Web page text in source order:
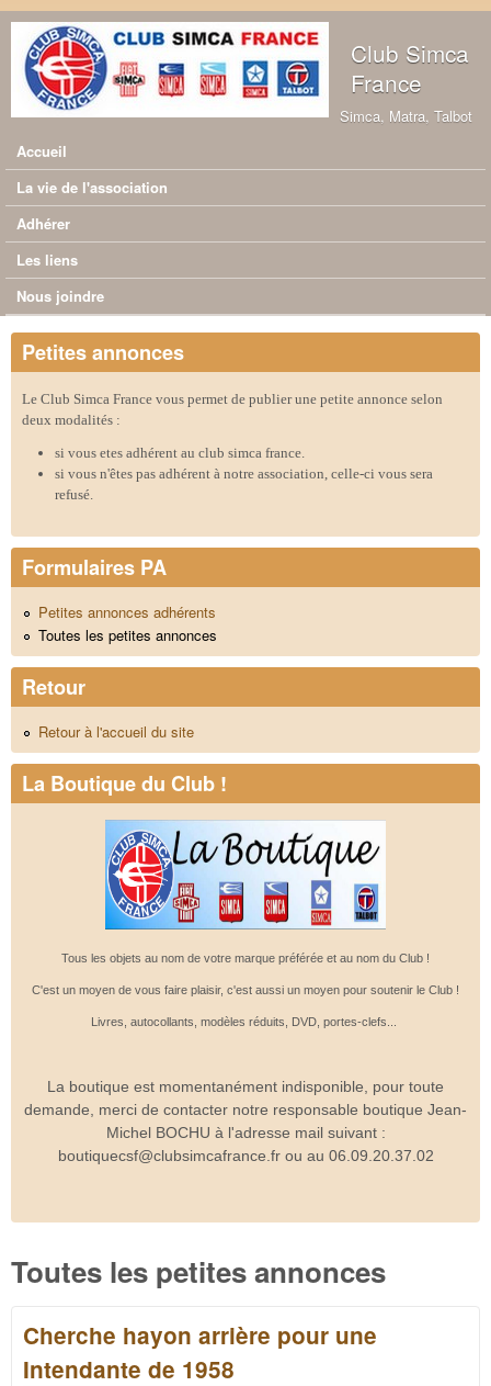
Aller au contenu principal
Club Simca
France
Simca, Matra, Talbot
Menu principal
Accueil
La vie de l'association
Adhérer
Les liens
Nous joindre
Petites annonces
Le Club Simca France vous permet de publier une petite annonce selon
deux modalités :
si vous etes adhérent au club simca france.
si vous n'êtes pas adhérent à notre association, celle-ci vous sera
refusé.
Formulaires PA
Petites annonces adhérents
Toutes les petites annonces
Retour
Retour à l'accueil du site
La Boutique du Club !
Tous les objets au nom de votre marque préférée et au nom du Club !
C'est un moyen de vous faire plaisir, c'est aussi un moyen pour soutenir le Club !
Livres, autocollants, modèles réduits, DVD, portes-clefs...
La boutique est momentanément indisponible, pour toute
demande, merci de contacter notre responsable boutique Jean-
Michel BOCHU à l'adresse mail suivant :
boutiquecsf@clubsimcafrance.fr ou au 06.09.20.37.02
Toutes les petites annonces
Cherche hayon arrière pour une
Intendante de 1958